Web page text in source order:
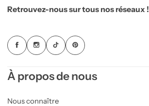
Retrouvez-nous sur tous nos réseaux !
À propos de nous
Nous connaître